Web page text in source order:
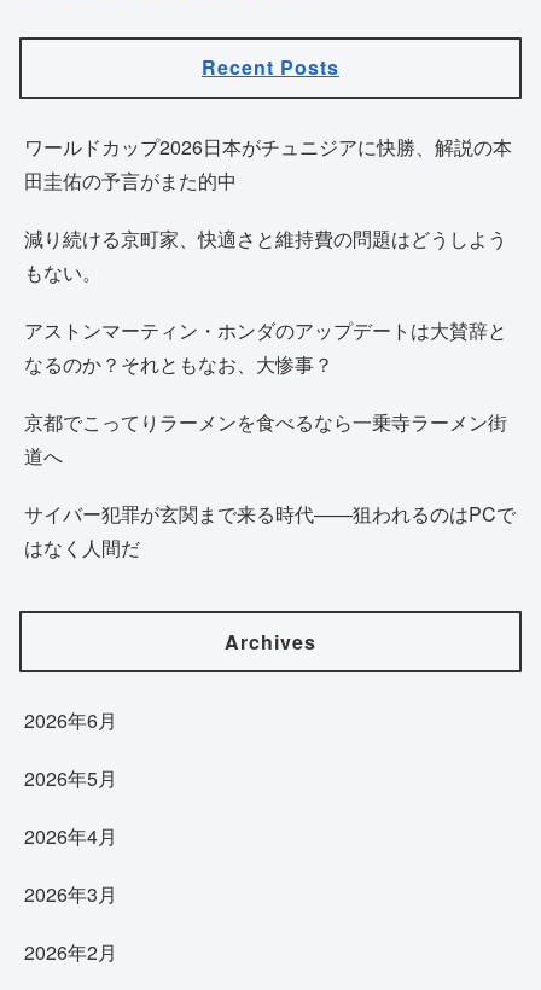
Recent Posts
ワールドカップ2026日本がチュニジアに快勝、解説の本
田圭佑の予言がまた的中
減り続ける京町家、快適さと維持費の問題はどうしよう
もない。
アストンマーティン・ホンダのアップデートは大賛辞と
なるのか？それともなお、大惨事？
京都でこってりラーメンを食べるなら一乗寺ラーメン街
道へ
サイバー犯罪が玄関まで来る時代——狙われるのはPCで
はなく人間だ
Archives
2026年6月
2026年5月
2026年4月
2026年3月
2026年2月